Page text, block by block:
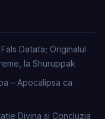
Datata; Originalul
la Shuruppak
– Apocalipsa ca
Divina si Concluzia